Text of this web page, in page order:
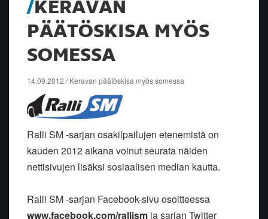
KERAVAN
PÄÄTÖSKISA MYÖS
SOMESSA
14.09.2012 / Keravan päätöskisa myös somessa
Ralli SM -sarjan osakilpailujen etenemistä on
kauden 2012 aikana voinut seurata näiden
nettisivujen lisäksi sosiaalisen median kautta.
Ralli SM -sarjan Facebook-sivu osoitteessa
www.facebook.com/rallism ja sarjan Twitter